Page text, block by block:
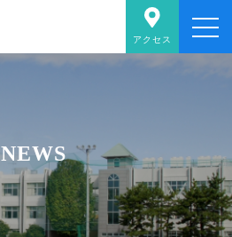
アクセス
NEWS